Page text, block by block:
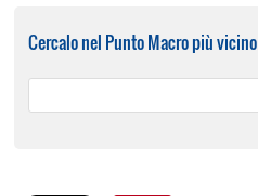
Cercalo nel Punto Macro più vicino